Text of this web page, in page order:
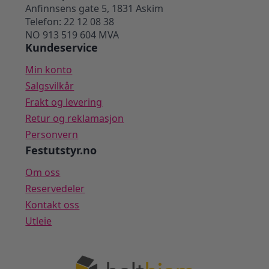
Anfinnsens gate 5, 1831 Askim
Telefon: 22 12 08 38
NO 913 519 604 MVA
Kundeservice
Min konto
Salgsvilkår
Frakt og levering
Retur og reklamasjon
Personvern
Festutstyr.no
Om oss
Reservedeler
Kontakt oss
Utleie